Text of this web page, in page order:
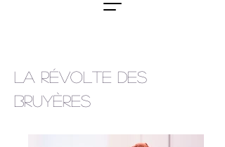
La révolte des
bruyères